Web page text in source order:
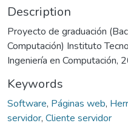
Description
Proyecto de graduación
Computación) Instituto
Ingeniería en Computación,
Keywords
Software, Páginas web,
servidor, Cliente servidor